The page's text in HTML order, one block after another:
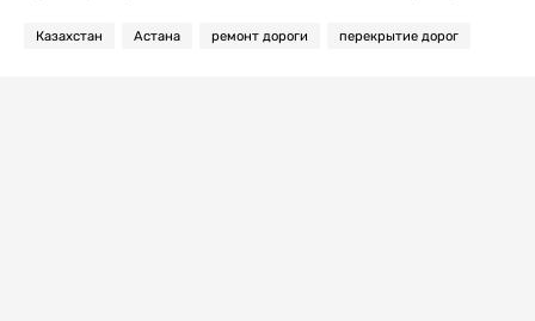
Казахстан Астана ремонт дороги перекрытие дорог